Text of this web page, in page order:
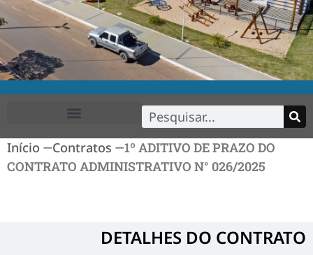
Início —Contratos —1º ADITIVO DE PRAZO DO
CONTRATO ADMINISTRATIVO N° 026/2025
DETALHES DO CONTRATO​